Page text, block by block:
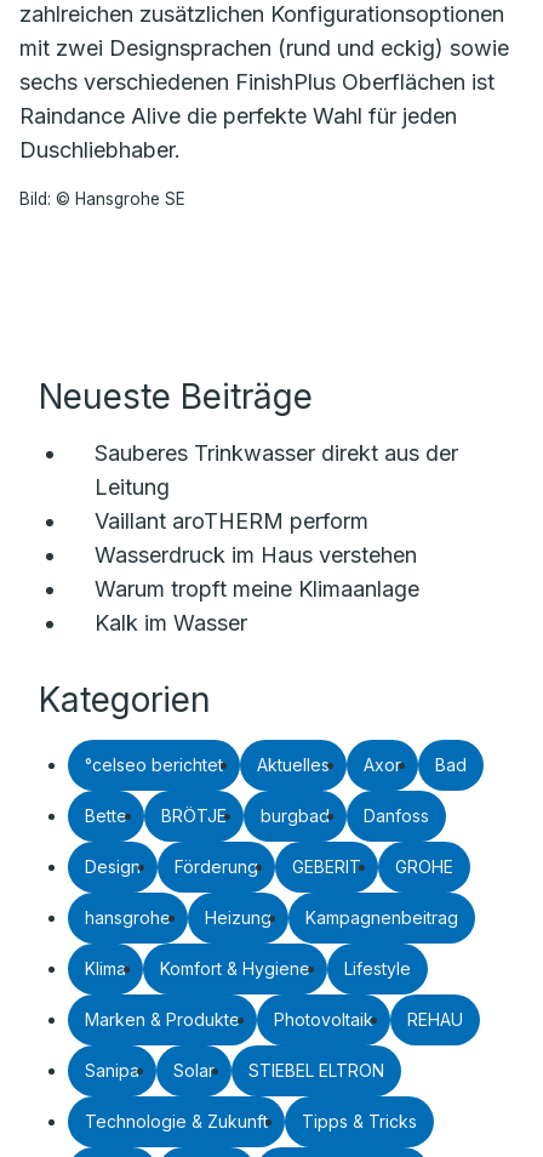
zahlreichen zusätzlichen Konfigurationsoptionen
mit zwei Designsprachen (rund und eckig) sowie
sechs verschiedenen FinishPlus Oberflächen ist
Raindance Alive die perfekte Wahl für jeden
Duschliebhaber.
Bild: © Hansgrohe SE
Neueste Beiträge
Sauberes Trinkwasser direkt aus der
Leitung
Vaillant aroTHERM perform
Wasserdruck im Haus verstehen
Warum tropft meine Klimaanlage
Kalk im Wasser
Kategorien
°celseo berichtet Aktuelles Axor Bad
Bette BRÖTJE burgbad Danfoss
Design Förderung GEBERIT GROHE
hansgrohe Heizung Kampagnenbeitrag
Klima Komfort & Hygiene Lifestyle
Marken & Produkte Photovoltaik REHAU
Sanipa Solar STIEBEL ELTRON
Technologie & Zukunft Tipps & Tricks